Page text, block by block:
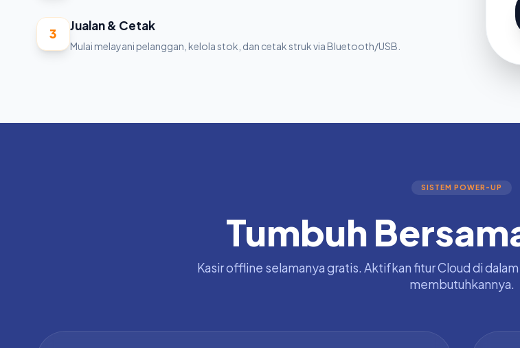
3
Jualan & Cetak
Mulai melayani pelanggan, kelola stok, dan cetak struk via Bluetooth/USB.
SISTEM POWER-UP
Tumbuh
Kasir offline selamanya gratis. Aktifkan fitur Cloud di
membutuhkannya.